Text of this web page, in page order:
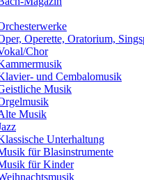
Operette, Oratorium,
Chor
und Cembalomusik
Musik
Musik
Unterhaltung
für Blasinstrumente
für Kinder